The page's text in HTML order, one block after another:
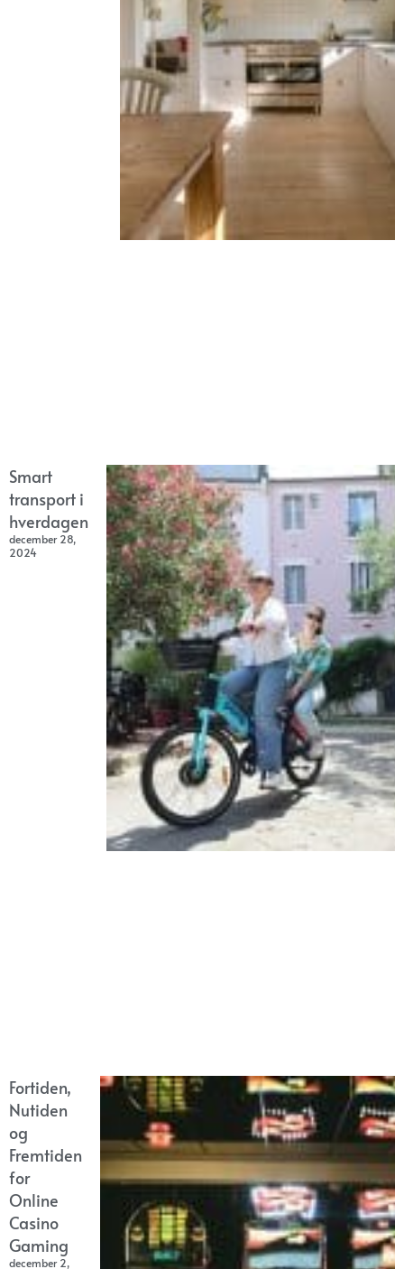
Smart
transport i
hverdagen
december 28,
2024
Fortiden,
Nutiden
og
Fremtiden
for
Online
Casino
Gaming
december 2,